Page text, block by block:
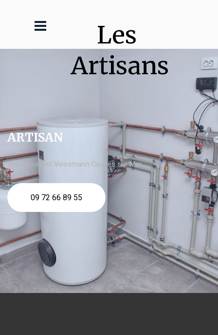
Les
Artisans
ARTISAN
chaudière gaz Viessmann Cagnes sur Mer
09 72 66 89 55